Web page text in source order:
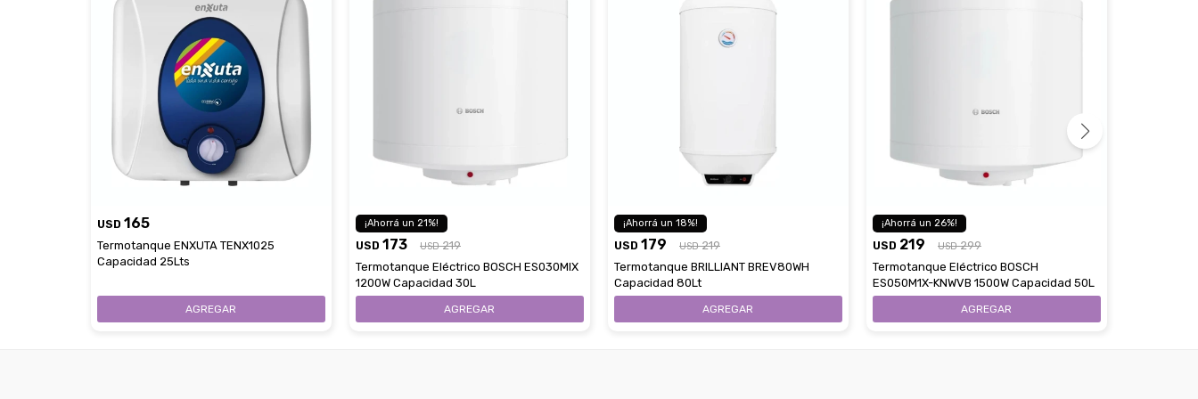
USD 165
Termotanque ENXUTA TENX1025
Capacidad 25Lts
21
USD 173 USD 219
Termotanque Eléctrico BOSCH ES030MIX
1200W Capacidad 30L
18
USD 179 USD 219
Termotanque BRILLIANT BREV80WH
Capacidad 80Lt
26
USD 219 USD 299
Termotanque Eléctrico BOSCH
ES050M1X-KNWVB 1500W Capacidad 50L